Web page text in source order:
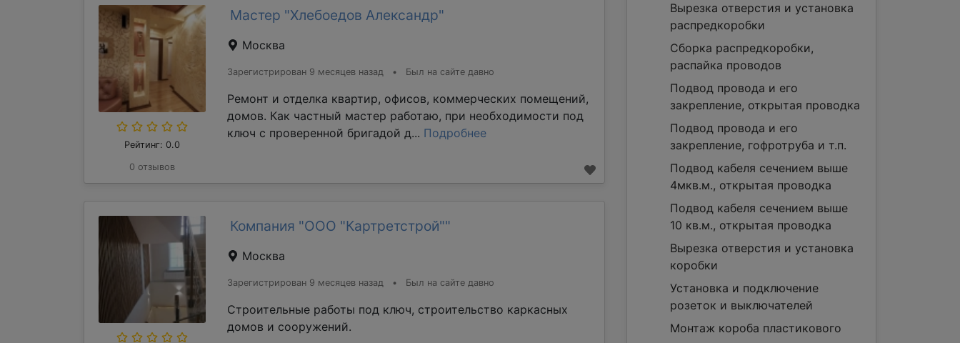
Рейтинг: 0.0
0 отзывов
Мастер "Хлебоедов Александр"
Москва
Зарегистрирован 9 месяцев назад • Был на сайте давно
Ремонт и отделка квартир, офисов, коммерческих помещений,
домов. Как частный мастер работаю, при необходимости под
ключ с проверенной бригадой д... Подробнее
Компания "ООО "Картретстрой""
Москва
Зарегистрирован 9 месяцев назад • Был на сайте давно
Строительные работы под ключ, строительство каркасных
домов и сооружений.
Вырезка отверстия и установка
распредкоробки
Сборка распредкоробки,
распайка проводов
Подвод провода и его
закрепление, открытая проводка
Подвод провода и его
закрепление, гофротруба и т.п.
Подвод кабеля сечением выше
4мкв.м., открытая проводка
Подвод кабеля сечением выше
10 кв.м., открытая проводка
Вырезка отверстия и установка
коробки
Установка и подключение
розеток и выключателей
Монтаж короба пластикового